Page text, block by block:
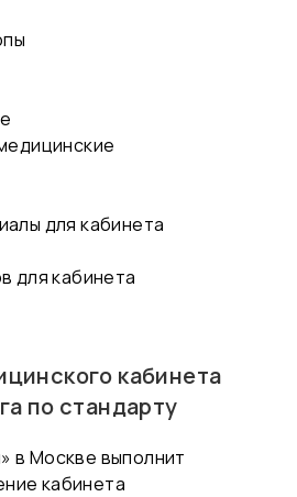
для кабинета
для кабинета
кабинета
по стандарту
в Москве выполнит
кабинета